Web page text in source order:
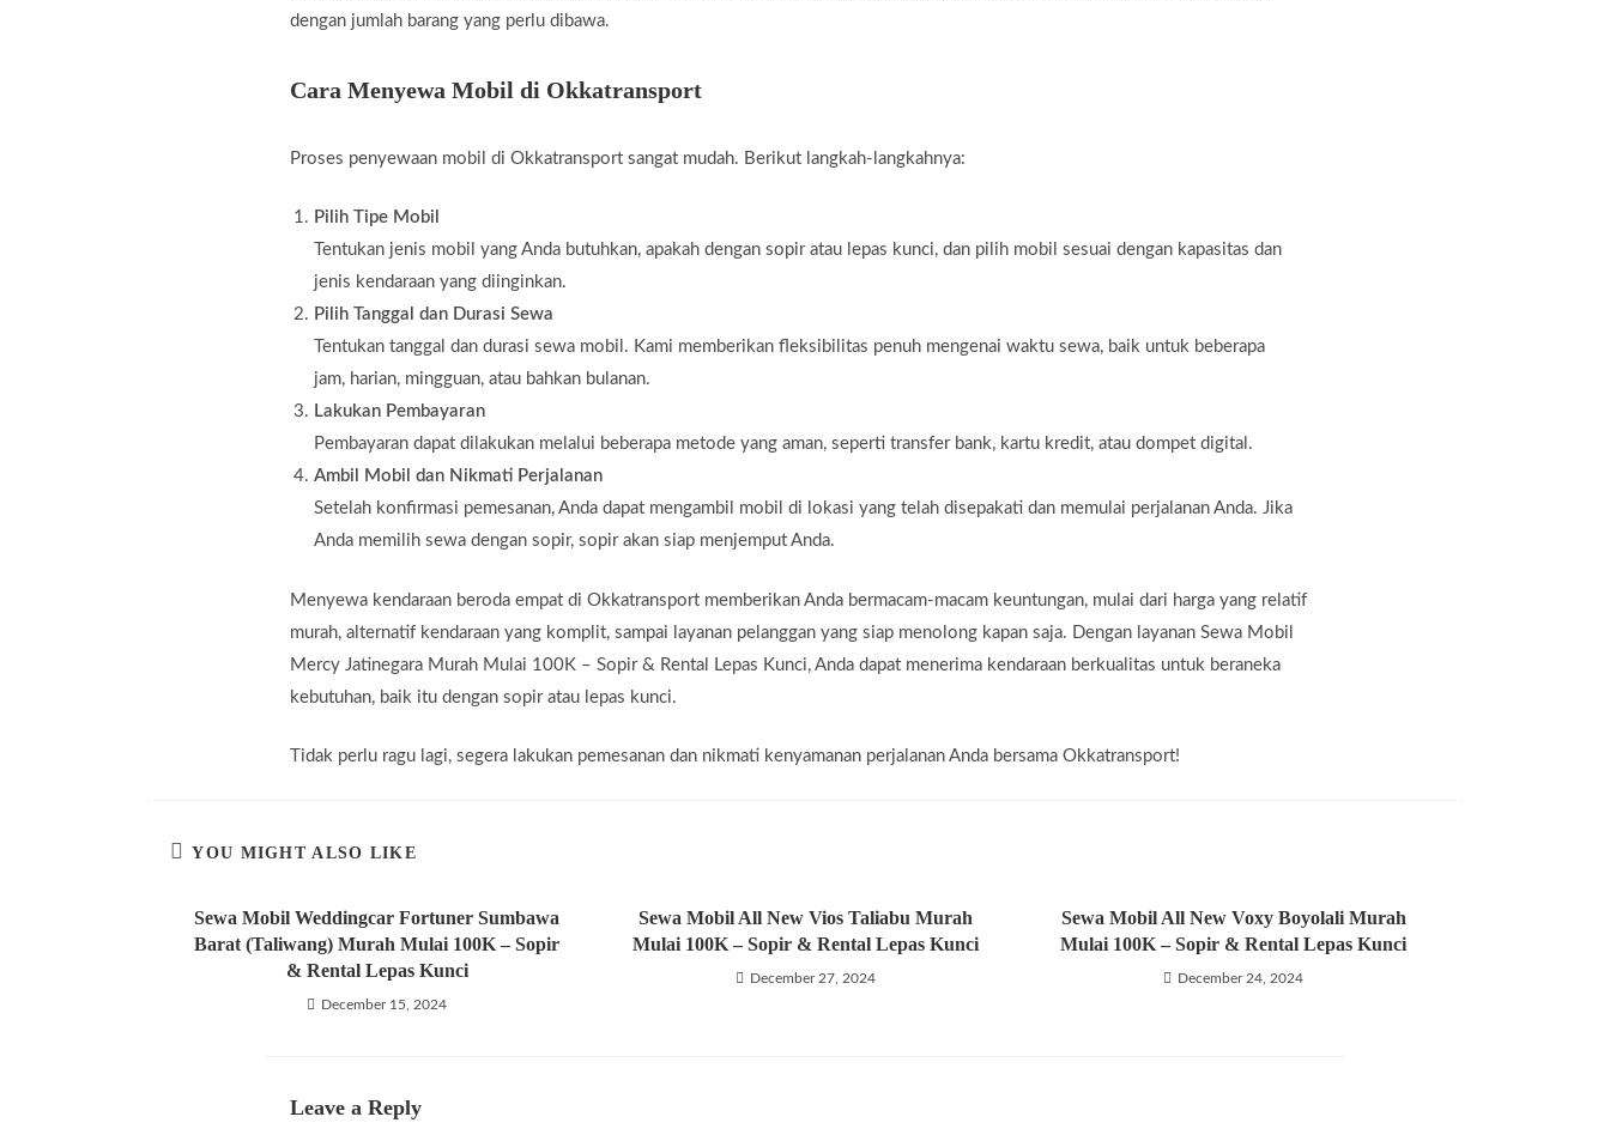
dengan jumlah barang yang perlu dibawa.
Cara Menyewa Mobil di Okkatransport
Proses penyewaan mobil di Okkatransport sangat mudah. Berikut langkah-langkahnya:
Pilih Tipe Mobil
Tentukan jenis mobil yang Anda butuhkan, apakah dengan sopir atau lepas kunci, dan pilih mobil sesuai dengan kapasitas dan
jenis kendaraan yang diinginkan.
Pilih Tanggal dan Durasi Sewa
Tentukan tanggal dan durasi sewa mobil. Kami memberikan fleksibilitas penuh mengenai waktu sewa, baik untuk beberapa
jam, harian, mingguan, atau bahkan bulanan.
Lakukan Pembayaran
Pembayaran dapat dilakukan melalui beberapa metode yang aman, seperti transfer bank, kartu kredit, atau dompet digital.
Ambil Mobil dan Nikmati Perjalanan
Setelah konfirmasi pemesanan, Anda dapat mengambil mobil di lokasi yang telah disepakati dan memulai perjalanan Anda. Jika
Anda memilih sewa dengan sopir, sopir akan siap menjemput Anda.
Menyewa kendaraan beroda empat di Okkatransport memberikan Anda bermacam-macam keuntungan, mulai dari harga yang relatif
murah, alternatif kendaraan yang komplit, sampai layanan pelanggan yang siap menolong kapan saja. Dengan layanan Sewa Mobil
Mercy Jatinegara Murah Mulai 100K – Sopir & Rental Lepas Kunci, Anda dapat menerima kendaraan berkualitas untuk beraneka
kebutuhan, baik itu dengan sopir atau lepas kunci.
Tidak perlu ragu lagi, segera lakukan pemesanan dan nikmati kenyamanan perjalanan Anda bersama Okkatransport!
YOU MIGHT ALSO LIKE
Sewa Mobil Weddingcar Fortuner Sumbawa
Barat (Taliwang) Murah Mulai 100K – Sopir
& Rental Lepas Kunci
December 15, 2024
Sewa Mobil All New Vios Taliabu Murah
Mulai 100K – Sopir & Rental Lepas Kunci
December 27, 2024
Sewa Mobil All New Voxy Boyolali Murah
Mulai 100K – Sopir & Rental Lepas Kunci
December 24, 2024
Leave a Reply